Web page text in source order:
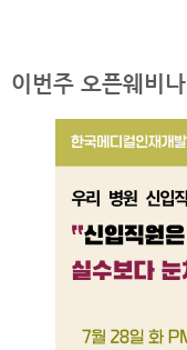
이번주 오픈웨비나